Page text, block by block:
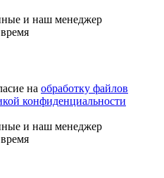
и наш менеджер
на обработку файлов
конфиденциальности
и наш менеджер